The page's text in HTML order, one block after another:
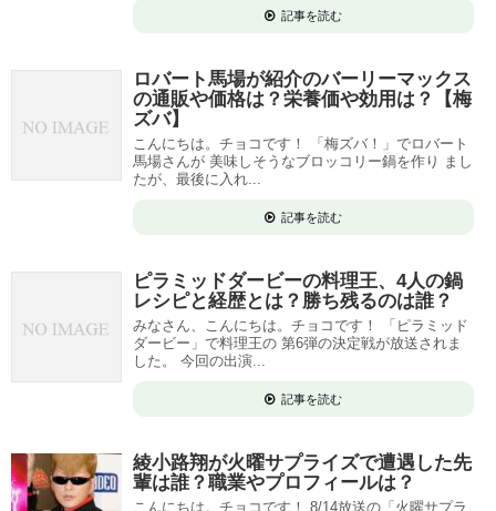
記事を読む
ロバート馬場が紹介のバーリーマックス
の通販や価格は？栄養価や効用は？【梅
ズバ】
こんにちは。チョコです！ 「梅ズバ！」でロバート
馬場さんが 美味しそうなブロッコリー鍋を作り まし
たが、最後に入れ...
記事を読む
ピラミッドダービーの料理王、4人の鍋
レシピと経歴とは？勝ち残るのは誰？
みなさん、こんにちは。チョコです！ 「ピラミッド
ダービー」で料理王の 第6弾の決定戦が放送されま
した。 今回の出演...
記事を読む
綾小路翔が火曜サプライズで遭遇した先
輩は誰？職業やプロフィールは？
こんにちは。チョコです！ 8/14放送の「火曜サプラ